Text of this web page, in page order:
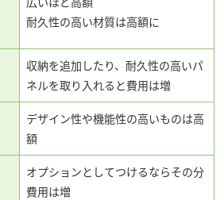
耐久性の高い材質は高額に
収納を追加したり、耐久性の高いパ
ネルを取り入れると費用は増
デザイン性や機能性の高いものは高
額
オプションとしてつけるならその分
費用は増